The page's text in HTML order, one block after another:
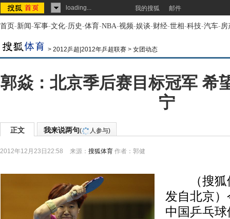
loading... 我的搜狐 邮件
首页-新闻-军事-文化-历史-体育-NBA-视频-娱谈-财经-世相-科技-汽车-房
> 2012乒超|2012年乒超联赛 > 女团动态
郭焱：北京季后赛目标冠军 希
宁
正文 我来说两句( 人参与)
2012年12月23日22:58 来源： 搜狐体育 作者：郭健
（搜狐
发自北京
中国乒乓